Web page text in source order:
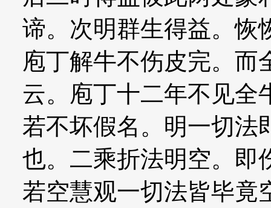
谛。次明群生得益。恢
庖丁解牛不伤皮完。而
云。庖丁十二年不见全
若不坏假名。明一切法
也。二乘折法明空。即
若空慧观一切法皆毕竟